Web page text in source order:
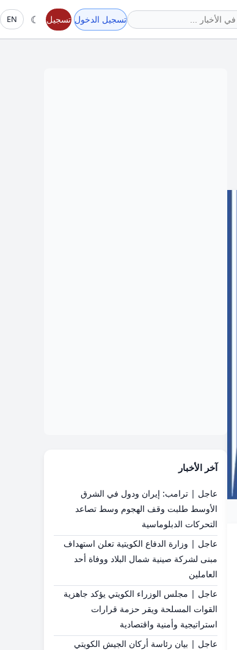
تسجيل الدخول تسجيل ☾
EN
آخر الأخبار
عاجل | ترامب: إيران ودول في الشرق
الأوسط طلبت وقف الهجوم وسط تصاعد
التحركات الدبلوماسية
عاجل | وزارة الدفاع الكويتية تعلن استهداف
مبنى لشركة صينية شمال البلاد ووفاة أحد
العاملين
عاجل | مجلس الوزراء الكويتي يؤكد جاهزية
القوات المسلحة ويقر حزمة قرارات
استراتيجية وأمنية واقتصادية
عاجل | بيان رئاسة أركان الجيش الكويتي